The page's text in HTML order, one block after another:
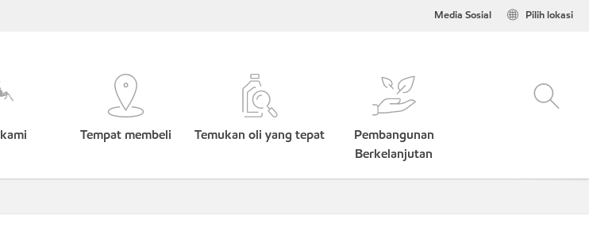
Pilih lokasi
Media Sosial
Tempat membeli Temukan oli yang tepat
Pembangunan
Berkelanjutan